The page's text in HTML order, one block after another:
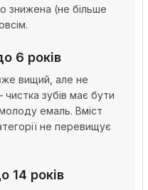
знижена (не більше
6 років
вищий, але не
зубів має бути
емаль. Вміст
не перевищує
14 років